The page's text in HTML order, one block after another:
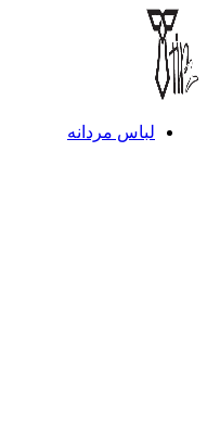
لباس مردانه